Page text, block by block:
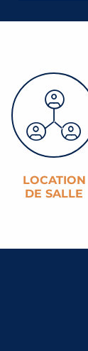
LOCATION
DE SALLE